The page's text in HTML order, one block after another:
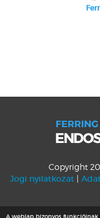
Copyright
Jogi nyilatkozat |